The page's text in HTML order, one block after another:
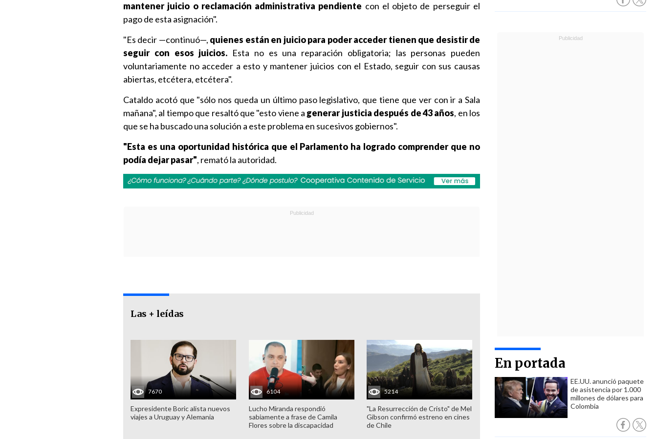
En portada
EE.UU. anunció paquete
de asistencia por 1.000
millones de dólares para
Colombia
mantener juicio o reclamación administrativa pendiente con el objeto de perseguir el
pago de esta asignación".
"Es decir —continuó—, quienes están en juicio para poder acceder tienen que desistir de
seguir con esos juicios. Esta no es una reparación obligatoria; las personas pueden
voluntariamente no acceder a esto y mantener juicios con el Estado, seguir con sus causas
abiertas, etcétera, etcétera".
Cataldo acotó que "sólo nos queda un último paso legislativo, que tiene que ver con ir a Sala
mañana", al tiempo que resaltó que "esto viene a generar justicia después de 43 años, en los
que se ha buscado una solución a este problema en sucesivos gobiernos".
"Esta es una oportunidad histórica que el Parlamento ha logrado comprender que no
podía dejar pasar", remató la autoridad.
Las + leídas
7670
Expresidente Boric alista nuevos
viajes a Uruguay y Alemania
6104
Lucho Miranda respondió
sabiamente a frase de Camila
Flores sobre la discapacidad
5214
"La Resurrección de Cristo" de Mel
Gibson confirmó estreno en cines
de Chile